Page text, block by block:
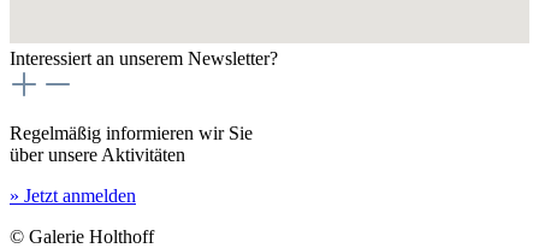
Interessiert an unserem Newsletter?
Regelmäßig informieren wir Sie
über unsere Aktivitäten
» Jetzt anmelden
© Galerie Holthoff